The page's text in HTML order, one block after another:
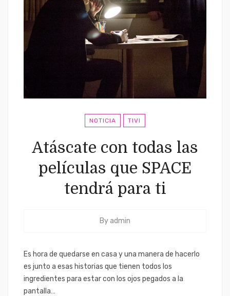
NOTICIA TIVI
Atáscate con todas las
películas que SPACE
tendrá para ti
By admin
Es hora de quedarse en casa y una manera de hacerlo
es junto a esas historias que tienen todos los
ingredientes para estar con los ojos pegados a la
pantalla…